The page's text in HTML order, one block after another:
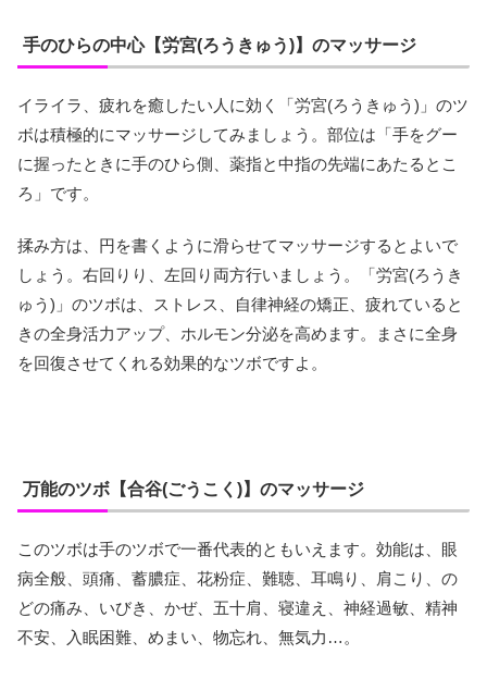
手のひらの中心【労宮(ろうきゅう)】のマッサージ
イライラ、疲れを癒したい人に効く「労宮(ろうきゅう)」のツ
ボは積極的にマッサージしてみましょう。部位は「手をグー
に握ったときに手のひら側、薬指と中指の先端にあたるとこ
ろ」です。
揉み方は、円を書くように滑らせてマッサージするとよいで
しょう。右回りり、左回り両方行いましょう。「労宮(ろうき
ゅう)」のツボは、ストレス、自律神経の矯正、疲れていると
きの全身活力アップ、ホルモン分泌を高めます。まさに全身
を回復させてくれる効果的なツボですよ。
万能のツボ【合谷(ごうこく)】のマッサージ
このツボは手のツボで一番代表的ともいえます。効能は、眼
病全般、頭痛、蓄膿症、花粉症、難聴、耳鳴り、肩こり、の
どの痛み、いびき、かぜ、五十肩、寝違え、神経過敏、精神
不安、入眠困難、めまい、物忘れ、無気力…。